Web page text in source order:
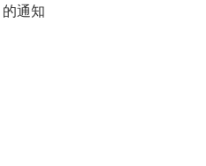
通知